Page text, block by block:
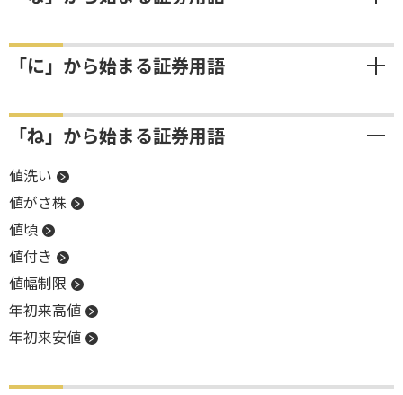
「に」から始まる証券用語
「ね」から始まる証券用語
値洗い
値がさ株
値頃
値付き
値幅制限
年初来高値
年初来安値